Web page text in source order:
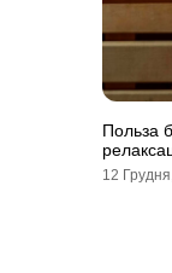
Польза
12